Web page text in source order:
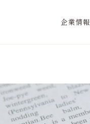
企業情報